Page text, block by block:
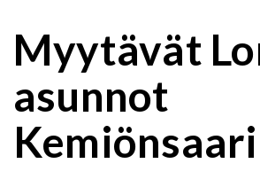
Myytävät
asunnot
Kemiönsaari